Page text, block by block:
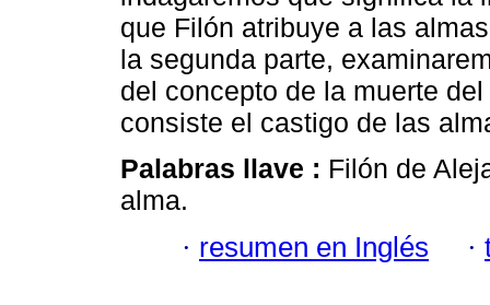
que Filón atribuye a las
la segunda parte,
del concepto de la muerte
consiste el castigo de las
Palabras llave : Filón de
alma.
· resumen en Inglés ·